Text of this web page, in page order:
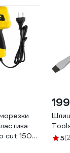
cut 150
H2
5